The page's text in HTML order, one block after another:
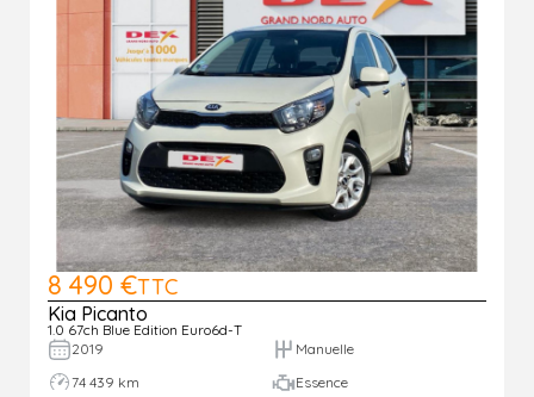
8 490 €TTC
Kia Picanto
1.0 67ch Blue Edition Euro6d-T
2019
Manuelle
74 439 km
Essence